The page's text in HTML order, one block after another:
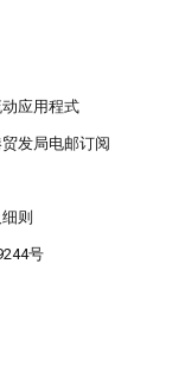
应用程式
发局电邮订阅
则
号